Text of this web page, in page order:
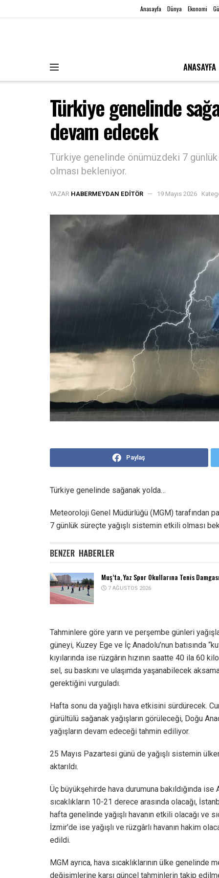
Anasayfa Dünya Ekonomi
ANASAYFA
Türkiye genelinde
devam edecek
Türkiye genelinde önümüzdeki 7
olması bekleniyor.
YAZAR HABERMEYDAN EDITÖR 19 Mayıs 2026
Paylaş
Türkiye genelinde sağanak yolda…
Meteoroloji Genel Müdürlüğü (MGM) tarafından
7 günlük süreçte yağışlı sistemin etkili olması
BENZER HABERLER
Muş’ta, Yaz Spor Okullarına Tenis
7 AĞUSTOS 2026
Tahminlere göre yarın ve perşembe günleri
güneyi, Kuzey Ege ve İç Anadolu’nun batısında
kıyılarında ise rüzgârın hızının saatte 40 ila 60
sel, su baskını ve ulaşımda yaşanabilecek
gerektiğini vurguladı.
Hafta sonu da yağışlı hava etkisini sürdürecek.
gürültülü sağanak yağışların görüleceği, Doğu
yağışların devam edeceği tahmin ediliyor.
25 Mayıs Pazartesi günü de yağışlı sistemin
aktarıldı.
Üç büyükşehirde hava durumuna bakıldığında
sıcaklıkların 10-21 derece arasında olacağı,
hafta genelinde yağışlı havanın etkili olacağı ve
İzmir’de ise yağışlı ve rüzgârlı havanın hakim
edildi.
MGM ayrıca, hava sıcaklıklarının ülke
değişimlerine karşı güncel tahminlerin takip